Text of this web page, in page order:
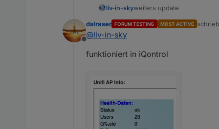
liv-in-skyweiters update
die ap-info's stehen auch für iqontrol zur
setzen - und falls verändert
let iqontrol = false;
let anwesenheit =
let vouchers = false;
Offline
dslraser FORUM TESTING MOST ACTIVE
zuletzt
@liv-in-sky
funktioniert in iQontrol